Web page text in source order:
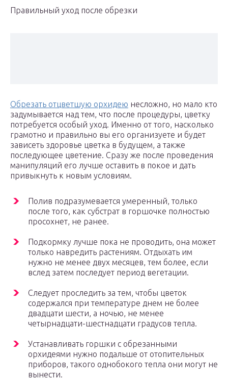
Правильный уход после обрезки
Обрезать отцветшую орхидею несложно, но мало кто
задумывается над тем, что после процедуры, цветку
потребуется особый уход. Именно от того, насколько
грамотно и правильно вы его организуете и будет
зависеть здоровье цветка в будущем, а также
последующее цветение. Сразу же после проведения
манипуляций его лучше оставить в покое и дать
привыкнуть к новым условиям.
Полив подразумевается умеренный, только
после того, как субстрат в горшочке полностью
просохнет, не ранее.
Подкормку лучше пока не проводить, она может
только навредить растениям. Отдыхать им
нужно не менее двух месяцев, тем более, если
вслед затем последует период вегетации.
Следует проследить за тем, чтобы цветок
содержался при температуре днем не более
двадцати шести, а ночью, не менее
четырнадцати-шестнадцати градусов тепла.
Устанавливать горшки с обрезанными
орхидеями нужно подальше от отопительных
приборов, такого однобокого тепла они могут не
вынести.